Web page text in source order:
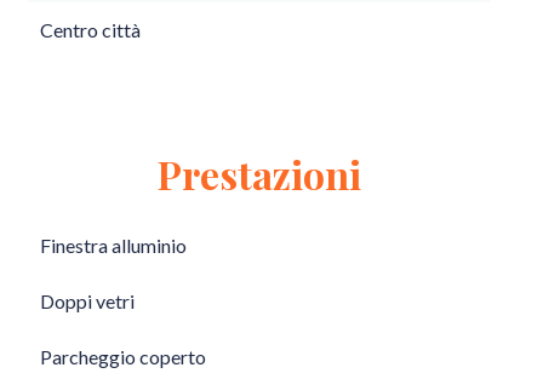
Centro città
Prestazioni
Finestra alluminio
Doppi vetri
Parcheggio coperto